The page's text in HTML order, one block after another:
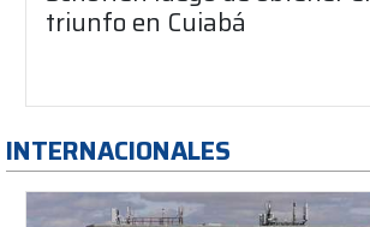
triunfo en Cuiabá
INTERNACIONALES